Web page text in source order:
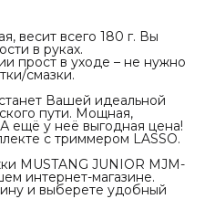
весит всего 180 г. Вы
в руках.
прост в уходе – не нужно
смазки.
Вашей идеальной
пути. Мощная,
ещё у неё выгодная цена!
с триммером LASSO.
MUSTANG JUNIOR MJM-
интернет-магазине.
и выберете удобный